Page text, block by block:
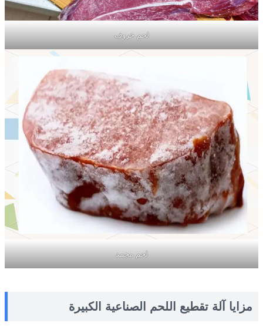
لحم خروف
لحم مجمد
مزايا آلة تقطيع اللحم الصناعية الكبيرة